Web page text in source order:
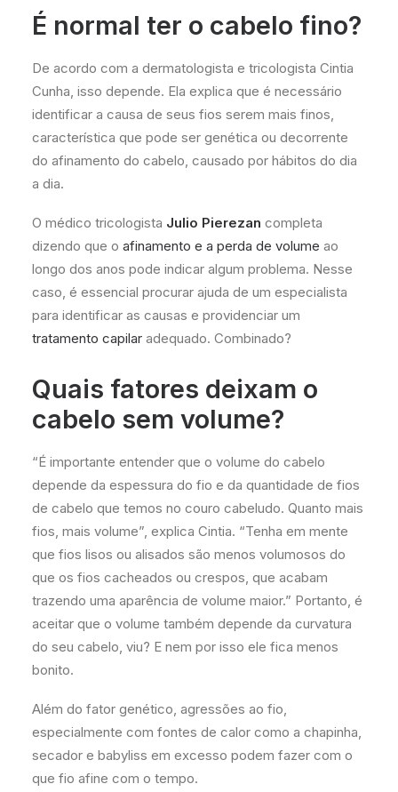
É normal ter o cabelo fino?
De acordo com a dermatologista e tricologista Cintia
Cunha, isso depende. Ela explica que é necessário
identificar a causa de seus fios serem mais finos,
característica que pode ser genética ou decorrente
do afinamento do cabelo, causado por hábitos do dia
a dia.
O médico tricologista Julio Pierezan completa
dizendo que o afinamento e a perda de volume ao
longo dos anos pode indicar algum problema. Nesse
caso, é essencial procurar ajuda de um especialista
para identificar as causas e providenciar um
tratamento capilar adequado. Combinado?
Quais fatores deixam o
cabelo sem volume?
“É importante entender que o volume do cabelo
depende da espessura do fio e da quantidade de fios
de cabelo que temos no couro cabeludo. Quanto mais
fios, mais volume”, explica Cintia. “Tenha em mente
que fios lisos ou alisados são menos volumosos do
que os fios cacheados ou crespos, que acabam
trazendo uma aparência de volume maior.” Portanto, é
aceitar que o volume também depende da curvatura
do seu cabelo, viu? E nem por isso ele fica menos
bonito.
Além do fator genético, agressões ao fio,
especialmente com fontes de calor como a chapinha,
secador e babyliss em excesso podem fazer com o
que fio afine com o tempo.